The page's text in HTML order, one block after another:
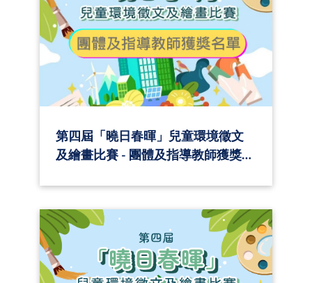
第四屆「曉日春暉」兒童環境徵文
及繪畫比賽 - 團體及指導教師獲獎名